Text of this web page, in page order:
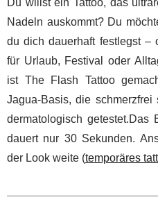
Du willst ein Tattoo, das
Nadeln auskommt? Du
du dich dauerhaft festlegst –
für Urlaub, Festival oder
ist The Flash Tattoo
Jagua-Basis, die
dermatologisch getestet.Das
dauert nur 30 Sekunden.
der Look weite (temporäres